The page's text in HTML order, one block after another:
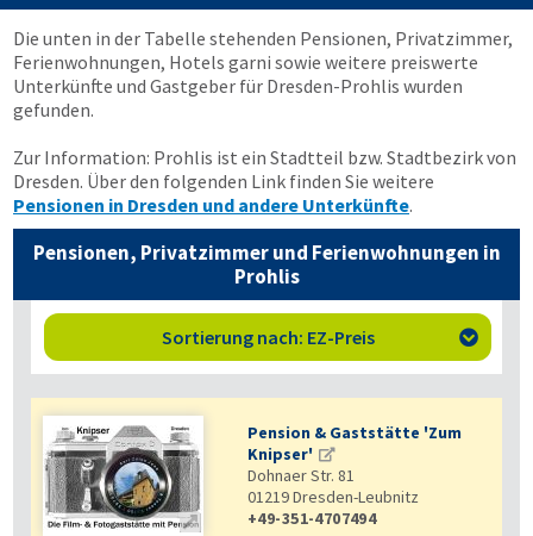
Die unten in der Tabelle stehenden Pensionen, Privatzimmer,
Ferienwohnungen, Hotels garni sowie weitere preiswerte
Unterkünfte und Gastgeber für Dresden-Prohlis wurden
gefunden.
Zur Information: Prohlis ist ein Stadtteil bzw. Stadtbezirk von
Dresden. Über den folgenden Link finden Sie weitere
Pensionen in Dresden und andere Unterkünfte.
Pensionen, Privatzimmer und Ferienwohnungen in
Prohlis
Sortierung nach: EZ-Preis 

Pension & Gaststätte 'Zum
Knipser'
Dohnaer Str. 81
01219Dresden-Leubnitz
+49-351-4707494